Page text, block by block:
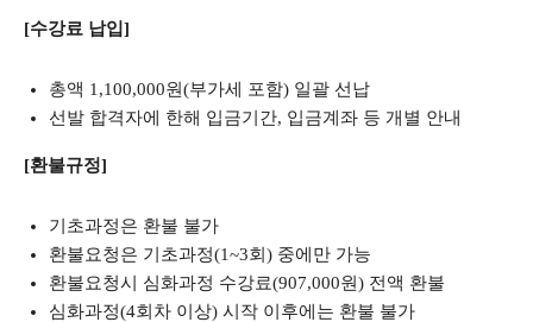
[수강료 납입]
총액 1,100,000원(부가세 포함) 일괄 선납
선발 합격자에 한해 입금기간, 입금계좌 등 개별 안내
[환불규정]
기초과정은 환불 불가
환불요청은 기초과정(1~3회) 중에만 가능
환불요청시 심화과정 수강료(907,000원) 전액 환불
심화과정(4회차 이상) 시작 이후에는 환불 불가